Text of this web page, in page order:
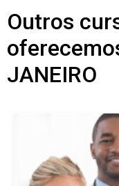
Outros
JANEIRO